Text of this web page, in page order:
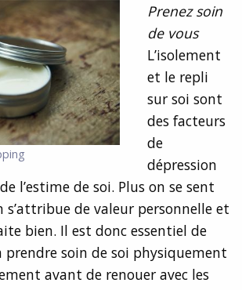
Prenez soin
de vous
L’isolement
et le repli
sur soi sont
des facteurs
de
dépression
l’estime de soi. Plus on se sent
s’attribue de valeur personnelle et
bien. Il est donc essentiel de
prendre soin de soi physiquement
avant de renouer avec les